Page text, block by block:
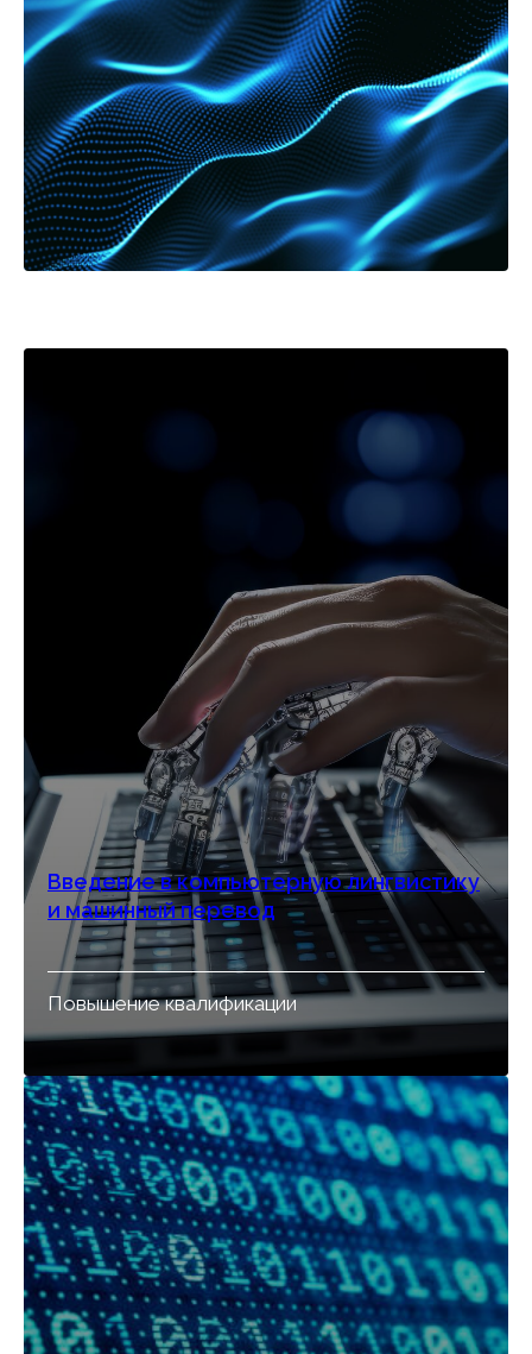
Введение в компьютерную лингвистику
и машинный перевод
Повышение квалификации